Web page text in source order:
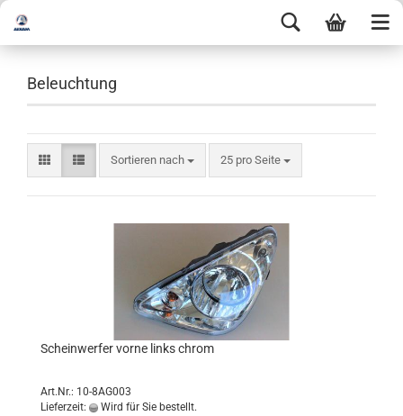
Beleuchtung
Sortieren nach 25 pro Seite
Scheinwerfer vorne links chrom
Art.Nr.: 10-8AG003
Lieferzeit:
Wird für Sie bestellt.